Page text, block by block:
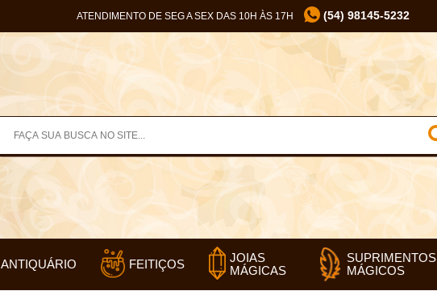
ATENDIMENTO DE SEG A SEX DAS 10H ÀS 17H (54) 98145-5232
ANTIQUÁRIO FEITIÇOS
JOIAS
MÁGICAS
SUPRIMENTOS
MÁGICOS